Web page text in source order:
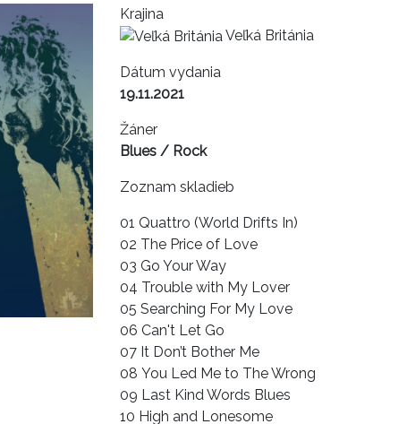
Krajina
Veľká Británia
Dátum vydania
19.11.2021
Žáner
Blues / Rock
Zoznam skladieb
01 Quattro (World Drifts In)
02 The Price of Love
03 Go Your Way
04 Trouble with My Lover
05 Searching For My Love
06 Can't Let Go
07 It Don’t Bother Me
08 You Led Me to The Wrong
09 Last Kind Words Blues
10 High and Lonesome